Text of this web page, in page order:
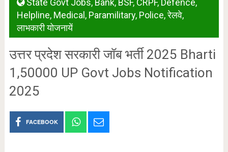
State Govt Jobs, Bank, BSF, CRPF, Defence,
Helpline, Medical , Paramilitary, Police,रेलवे,
लाभकारी योजनायें
उत्तर प्रदेश सरकारी जॉब भर्ती 2025 Bharti
1,50000 UP Govt Jobs Notification
2025
FACEBOOK